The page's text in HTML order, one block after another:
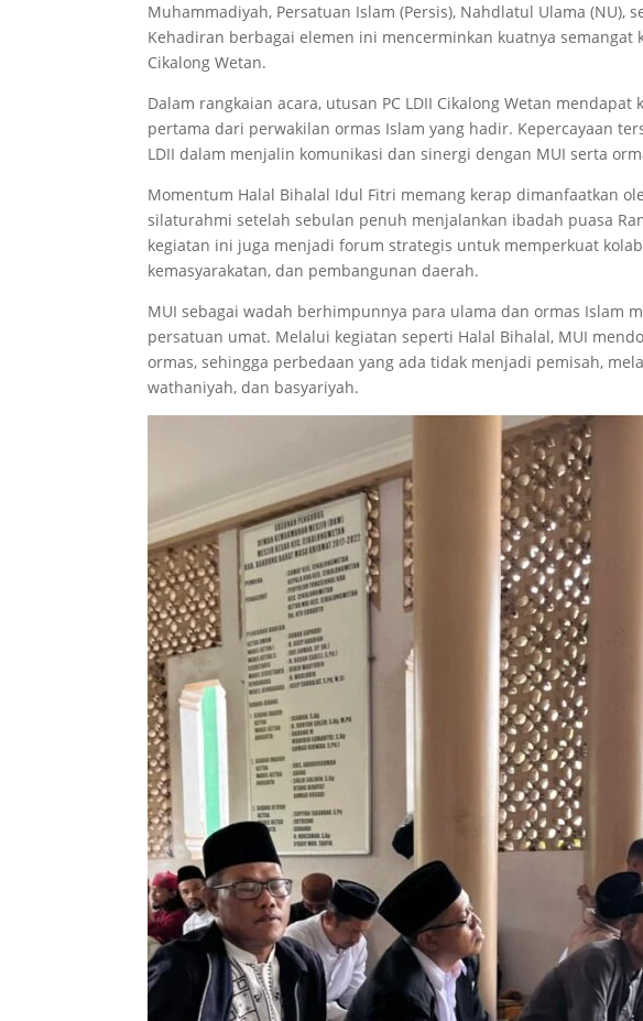
Muhammadiyah, Persatuan Islam (Persis), Nahdlatul Ulama (NU),
Kehadiran berbagai elemen ini mencerminkan kuatnya
Cikalong Wetan.
Dalam rangkaian acara, utusan PC LDII Cikalong Wetan
pertama dari perwakilan ormas Islam yang hadir. Kepercayaan
LDII dalam menjalin komunikasi dan sinergi dengan MUI serta
Momentum Halal Bihalal Idul Fitri memang kerap dimanfaatkan
silaturahmi setelah sebulan penuh menjalankan ibadah puasa
kegiatan ini juga menjadi forum strategis untuk memperkuat
kemasyarakatan, dan pembangunan daerah.
MUI sebagai wadah berhimpunnya para ulama dan ormas Islam
persatuan umat. Melalui kegiatan seperti Halal Bihalal, MUI
ormas, sehingga perbedaan yang ada tidak menjadi pemisah,
wathaniyah, dan basyariyah.